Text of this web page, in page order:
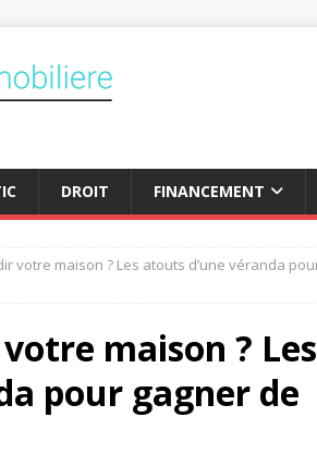
DROIT FINANCEMENT
votre maison ? Les atouts d’une véranda
maison ? Les
pour gagner de